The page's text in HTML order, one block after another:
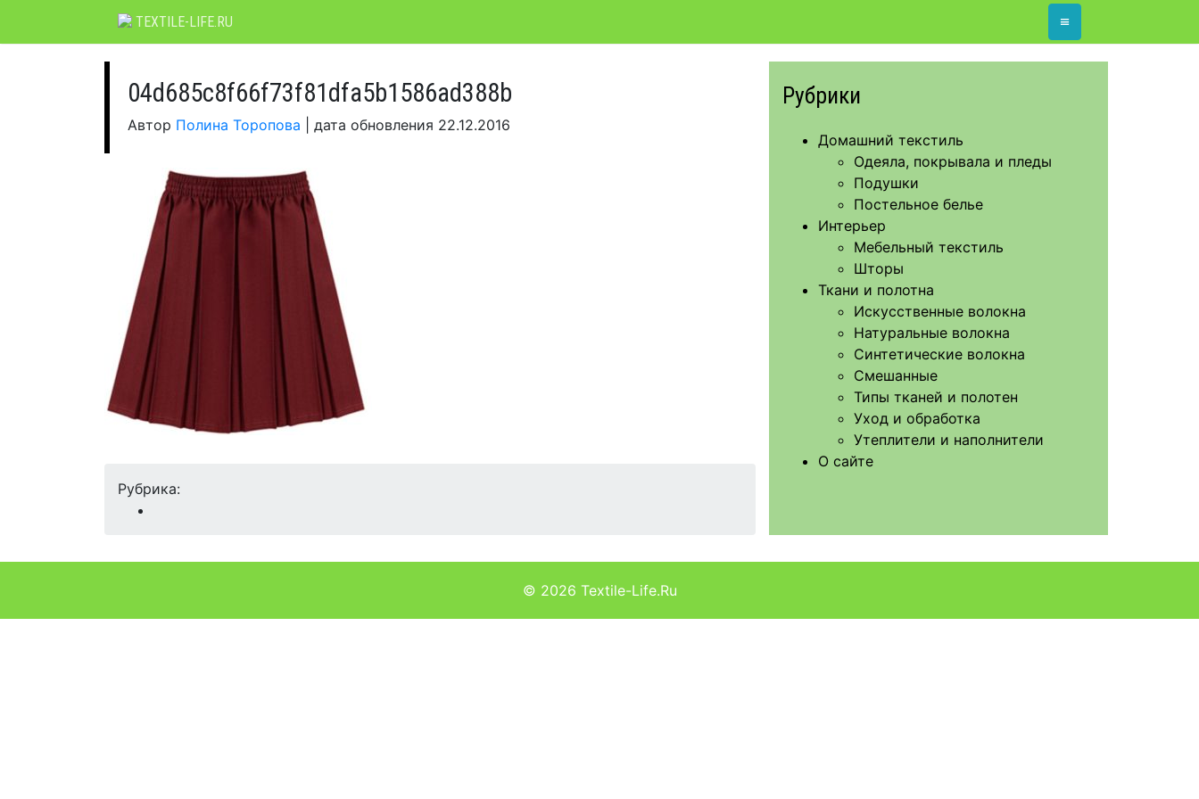
TEXTILE-LIFE.RU ≡
04d685c8f66f73f81dfa5b1586ad388b
Автор Полина Торопова дата обновления 22.12.2016
Рубрика:
Рубрики
Домашний текстиль
Одеяла, покрывала и пледы
Подушки
Постельное белье
Интерьер
Мебельный текстиль
Шторы
Ткани и полотна
Искусственные волокна
Натуральные волокна
Синтетические волокна
Смешанные
Типы тканей и полотен
Уход и обработка
Утеплители и наполнители
О сайте
© 2026 Textile-Life.Ru